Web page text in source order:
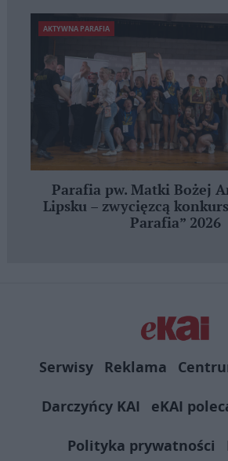
AKTYWNA PARAFIA
Parafia pw. Matki Bożej
Lipsku – zwycięzcą
Parafia” 2026
Serwisy Reklama
Darczyńcy KAI
eKAI
Polityka prywatności